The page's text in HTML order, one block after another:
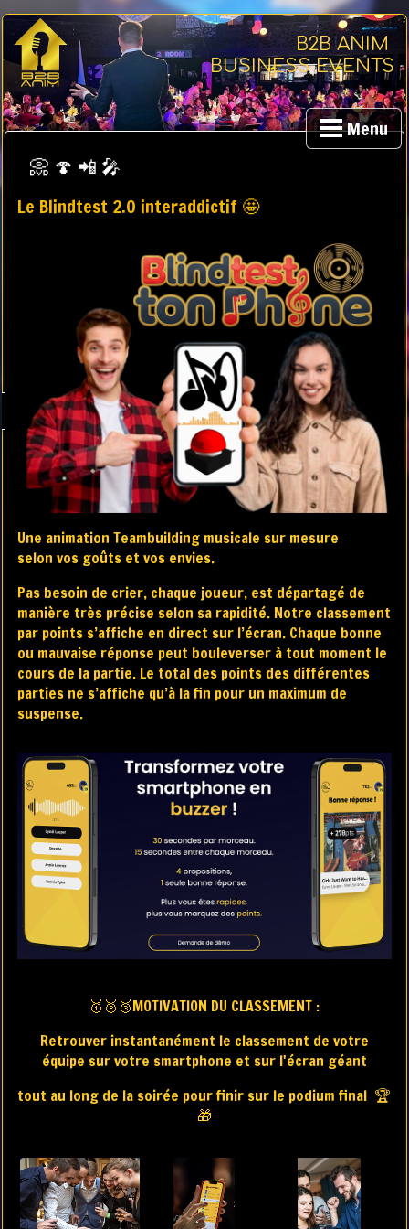
B2B ANIM
BUSINESS EVENTS
Menu
📀 🍄 📲 🎤
Le Blindtest 2.0 interaddictif 🤩
Une animation Teambuilding musicale sur mesure
selon vos goûts et vos envies.
Pas besoin de crier, chaque joueur, est départagé de
manière très précise selon sa rapidité. Notre classement
par points s’affiche en direct sur l’écran. Chaque bonne
ou mauvaise réponse peut bouleverser à tout moment le
cours de la partie. Le total des points des différentes
parties ne s’affiche qu’à la fin pour un maximum de
suspense.
🥇🥈🥉MOTIVATION DU CLASSEMENT :
Retrouver instantanément le classement de votre
équipe sur votre smartphone et sur l'écran géant
tout au long de la soirée pour finir sur le podium final 🏆
🎁